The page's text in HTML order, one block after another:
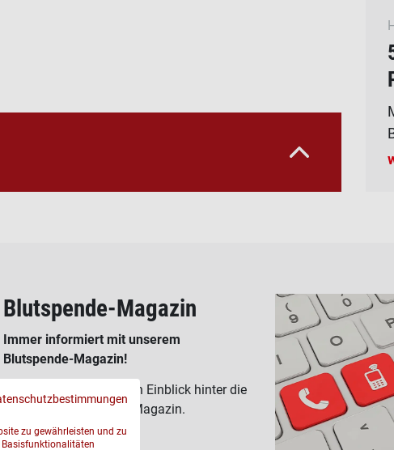
Blutspende-Magazin
Immer informiert mit unserem
Blutspende-Magazin!
Informationen und einen Einblick hinter die
Kulissen, mit unserem Magazin.
zu gewährleisten und zu
Basisfunktionalitäten